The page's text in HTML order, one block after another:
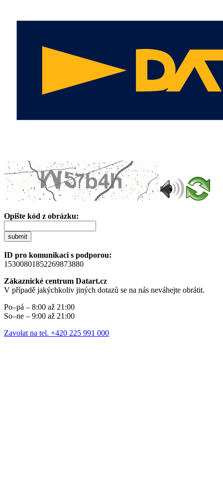
Opište kód z obrázku:
submit
ID pro komunikaci s podporou:
15300801852269873880
Zákaznické centrum Datart.cz
V případě jakýchkoliv jiných dotazů se na nás neváhejte obrátit.
Po–pá – 8:00 až 21:00
So–ne – 9:00 až 21:00
Zavolat na tel. +420 225 991 000